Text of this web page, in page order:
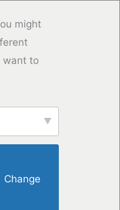
might
want to